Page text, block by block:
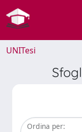
UNITesi
Ordina per: